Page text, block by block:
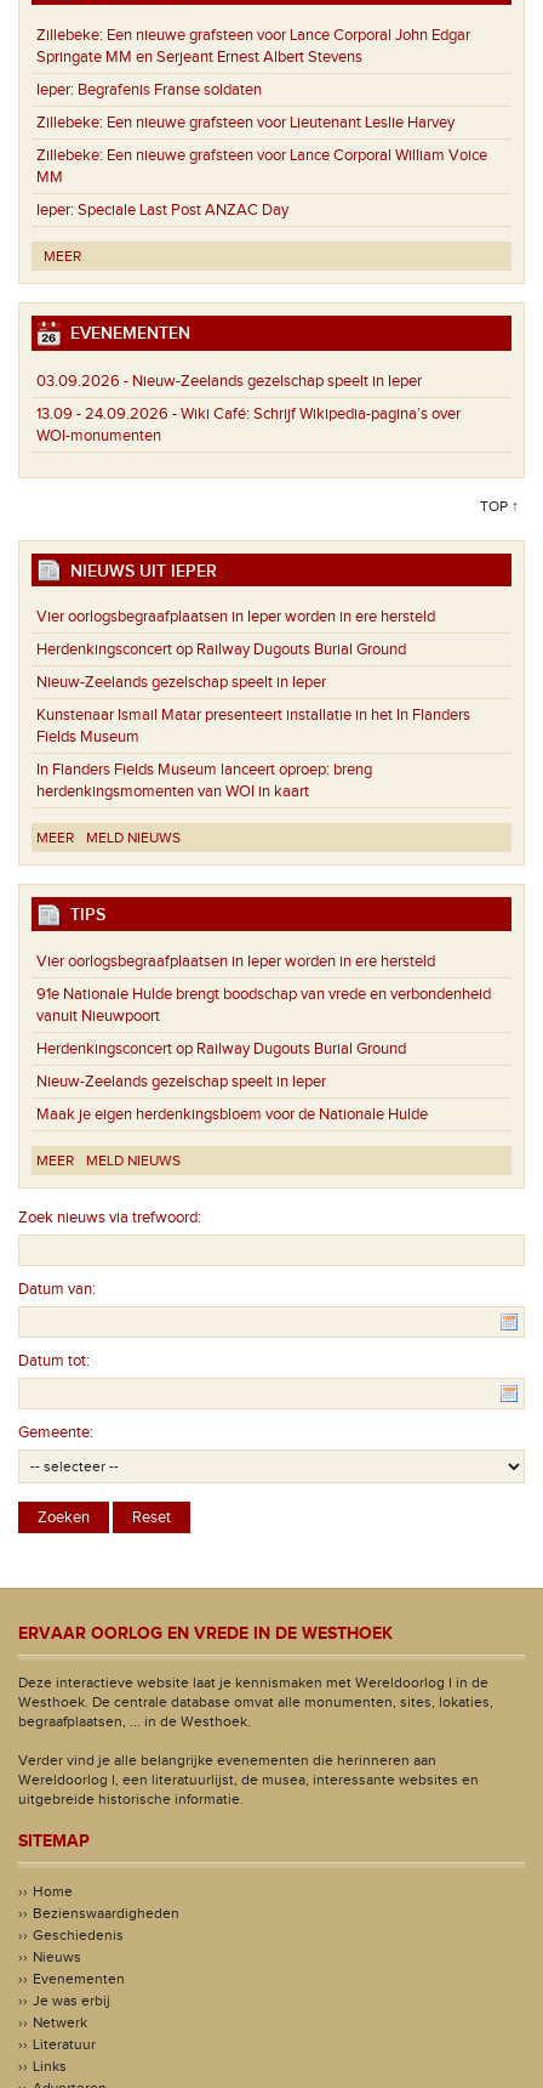
Zillebeke: Een nieuwe grafsteen voor Lance Corporal John Edgar
Springate MM en Serjeant Ernest Albert Stevens
Ieper: Begrafenis Franse soldaten
Zillebeke: Een nieuwe grafsteen voor Lieutenant Leslie Harvey
Zillebeke: Een nieuwe grafsteen voor Lance Corporal William Voice
MM
Ieper: Speciale Last Post ANZAC Day
MEER
EVENEMENTEN
03.09.2026 - Nieuw-Zeelands gezelschap speelt in Ieper
13.09 - 24.09.2026 -Wiki Café: Schrijf Wikipedia-pagina’s over
WOI-monumenten
TOP ↑
NIEUWS UIT IEPER
Vier oorlogsbegraafplaatsen in Ieper worden in ere hersteld
Herdenkingsconcert op Railway Dugouts Burial Ground
Nieuw-Zeelands gezelschap speelt in Ieper
Kunstenaar Ismail Matar presenteert installatie in het In Flanders
Fields Museum
In Flanders Fields Museum lanceert oproep: breng
herdenkingsmomenten van WOI in kaart
MEER MELD NIEUWS
TIPS
Vier oorlogsbegraafplaatsen in Ieper worden in ere hersteld
91e Nationale Hulde brengt boodschap van vrede en verbondenheid
vanuit Nieuwpoort
Herdenkingsconcert op Railway Dugouts Burial Ground
Nieuw-Zeelands gezelschap speelt in Ieper
Maak je eigen herdenkingsbloem voor de Nationale Hulde
MEER MELD NIEUWS
Zoek nieuws via trefwoord:
Datum van:
Datum tot:
Gemeente:
ERVAAR OORLOG EN VREDE IN DE WESTHOEK
Deze interactieve website laat je kennismaken met Wereldoorlog I in de
Westhoek. De centrale database omvat alle monumenten, sites, lokaties,
begraafplaatsen, ... in de Westhoek.
Verder vind je alle belangrijke evenementen die herinneren aan
Wereldoorlog I, een literatuurlijst, de musea, interessante websites en
uitgebreide historische informatie.
SITEMAP
Home
Bezienswaardigheden
Geschiedenis
Nieuws
Evenementen
Je was erbij
Netwerk
Literatuur
Links